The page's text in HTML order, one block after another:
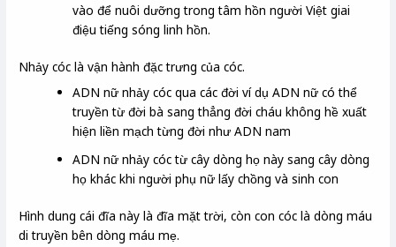
vào để nuôi dưỡng trong tâm hồn người Việt giai
điệu tiếng sóng linh hồn.
Nhảy cóc là vận hành đặc trưng của cóc.
ADN nữ nhảy cóc qua các đời ví dụ ADN nữ có thể
truyền từ đời bà sang thẳng đời cháu không hề xuất
hiện liền mạch từng đời như ADN nam
ADN nữ nhảy cóc từ cây dòng họ này sang cây dòng
họ khác khi người phụ nữ lấy chồng và sinh con
Hình dung cái đĩa này là đĩa mặt trời, còn con cóc là dòng máu
di truyền bên dòng máu mẹ.